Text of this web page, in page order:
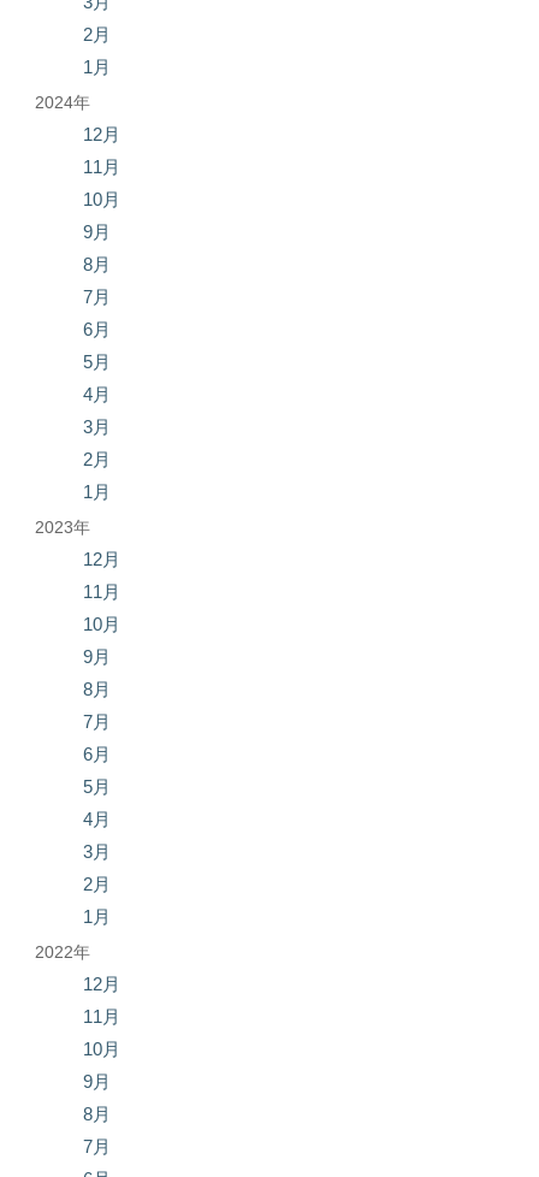
2月
1月
2024年
12月
11月
10月
9月
8月
7月
6月
5月
4月
3月
2月
1月
2023年
12月
11月
10月
9月
8月
7月
6月
5月
4月
3月
2月
1月
2022年
12月
11月
10月
9月
8月
7月